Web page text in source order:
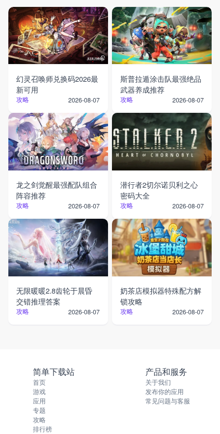
幻灵召唤师兑换码2026最
新可用
攻略 2026-08-07
斯普拉遁涂击队最强绝品
武器养成推荐
攻略 2026-08-07
龙之剑觉醒最强配队组合
阵容推荐
攻略 2026-08-07
潜行者2切尔诺贝利之心
密码大全
攻略 2026-08-07
无限暖暖2.8齿轮于晨昏
交错推理答案
攻略 2026-08-07
奶茶店模拟器特殊配方解
锁攻略
攻略 2026-08-07
简单下载站
首页
游戏
应用
专题
攻略
排行榜
产品和服务
关于我们
发布你的应用
常见问题与客服